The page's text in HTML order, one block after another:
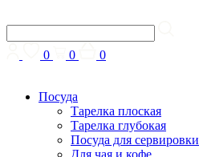
0 0 0
Посуда
Тарелка плоская
Тарелка глубокая
Посуда для сервировки
Для чая и кофе